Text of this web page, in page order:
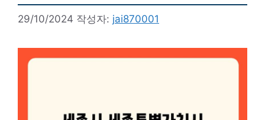
29/10/2024 작성자: jai870001